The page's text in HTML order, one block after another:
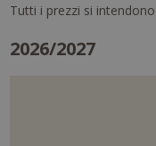
Tutti i prezzi si
2026/2027